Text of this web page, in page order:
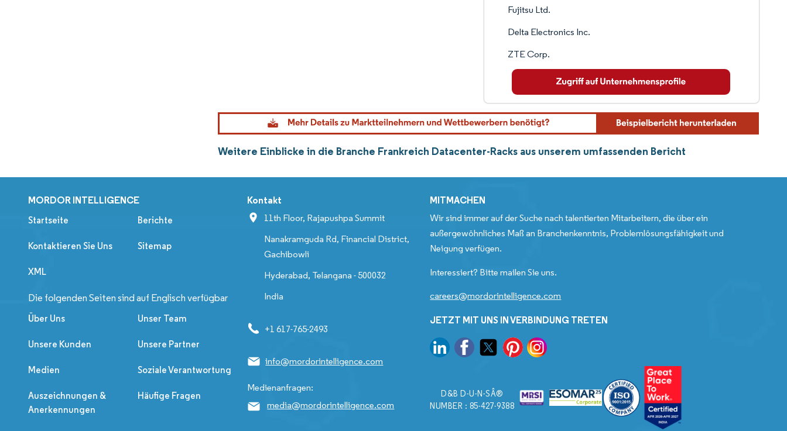
Fujitsu Ltd.
Delta Electronics Inc.
ZTE Corp.
Weitere Einblicke in die Branche Frankreich Datacenter-Racks aus unserem umfassenden Bericht
MORDOR INTELLIGENCE
Startseite Berichte
Kontaktieren Sie Uns Sitemap
XML
Die folgenden Seiten sind auf Englisch verfügbar
Über Uns Unser Team
Unsere Kunden Unsere Partner
Medien Soziale Verantwortung
Auszeichnungen &
Anerkennungen
Häufige Fragen
Kontakt
11th Floor, Rajapushpa Summit
Nanakramguda Rd, Financial District,
Gachibowli
Hyderabad, Telangana - 500032
India
+1 617-765-2493
info@mordorintelligence.com
Medienanfragen:
media@mordorintelligence.com
MITMACHEN
Wir sind immer auf der Suche nach talentierten Mitarbeitern, die über ein
außergewöhnliches Maß an Branchenkenntnis, Problemlösungsfähigkeit und
Neigung verfügen.
Interessiert? Bitte mailen Sie uns.
careers@mordorintelligence.com
JETZT MIT UNS IN VERBINDUNG TRETEN
D&B D-U-N-SÂ®
NUMBER : 85-427-9388